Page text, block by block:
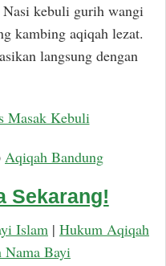
Nasi kebuli gurih wangi
kambing aqiqah lezat.
langsung dengan
Masak Kebuli
Aqiqah Bandung
Sekarang!
Islam | Hukum Aqiqah
Nama Bayi